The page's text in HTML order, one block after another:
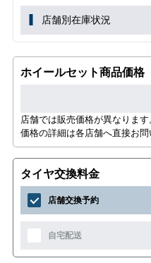
店舗別在庫状況
ホイールセット商品価格
店舗では販売価格が異なります
価格の詳細は各店舗へ直接お問
タイヤ交換料金
店舗交換予約
自宅配送